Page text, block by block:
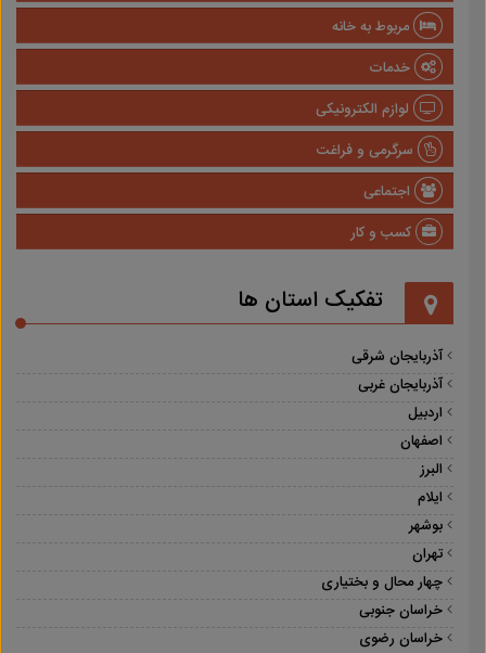
مربوط به خانه
خدمات
لوازم الکترونیکی
سرگرمی و فراغت
اجتماعی
کسب و کار
تفکیک استان ها
آذربایجان شرقی
آذربایجان غربی
اردبیل
اصفهان
البرز
ایلام
بوشهر
تهران
چهار محال و بختیاری
خراسان جنوبی
خراسان رضوی